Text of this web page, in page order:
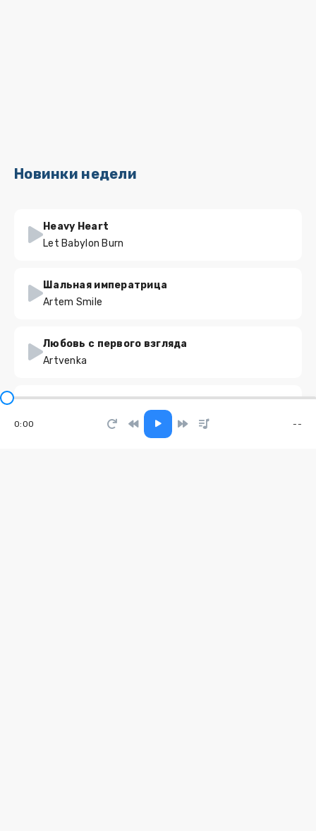
Новинки недели
Heavy Heart
Let Babylon Burn
Шальная императрица
Artem Smile
Любовь с первого взгляда
Artvenka
Рэкетмены
Группа Пули-Дни
0:00 --